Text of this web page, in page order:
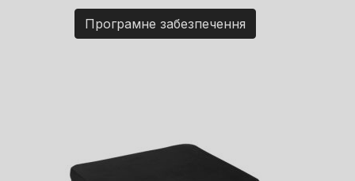
Програмне забезпечення